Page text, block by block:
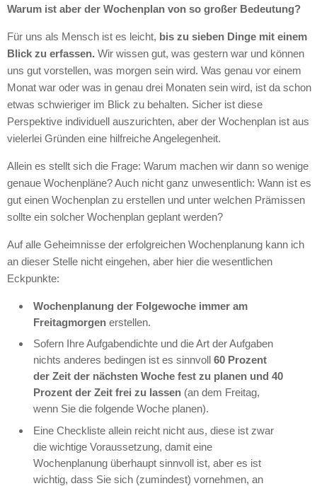
Warum ist aber der Wochenplan von so großer Bedeutung?
Für uns als Mensch ist es leicht, bis zu sieben Dinge mit einem
Blick zu erfassen. Wir wissen gut, was gestern war und können
uns gut vorstellen, was morgen sein wird. Was genau vor einem
Monat war oder was in genau drei Monaten sein wird, ist da schon
etwas schwieriger im Blick zu behalten. Sicher ist diese
Perspektive individuell auszurichten, aber der Wochenplan ist aus
vielerlei Gründen eine hilfreiche Angelegenheit.
Allein es stellt sich die Frage: Warum machen wir dann so wenige
genaue Wochenpläne? Auch nicht ganz unwesentlich: Wann ist es
gut einen Wochenplan zu erstellen und unter welchen Prämissen
sollte ein solcher Wochenplan geplant werden?
Auf alle Geheimnisse der erfolgreichen Wochenplanung kann ich
an dieser Stelle nicht eingehen, aber hier die wesentlichen
Eckpunkte:
Wochenplanung der Folgewoche immer am
Freitagmorgen erstellen.
Sofern Ihre Aufgabendichte und die Art der Aufgaben
nichts anderes bedingen ist es sinnvoll60 Prozent
der Zeit der nächsten Woche fest zu planen und 40
Prozent der Zeit frei zu lassen (an dem Freitag,
wenn Sie die folgende Woche planen).
Eine Checkliste allein reicht nicht aus, diese ist zwar
die wichtige Voraussetzung, damit eine
Wochenplanung überhaupt sinnvoll ist, aber es ist
wichtig, dass Sie sich (zumindest) vornehmen, an